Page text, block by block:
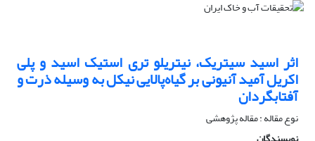
اثر اسید سیتریک، نیتریلو تری استیک اسید و پلی
اکریل آمید آنیونی بر گیاه‌پالایی نیکل به وسیله ذرت و
آفتابگردان
نوع مقاله : مقاله پژوهشی